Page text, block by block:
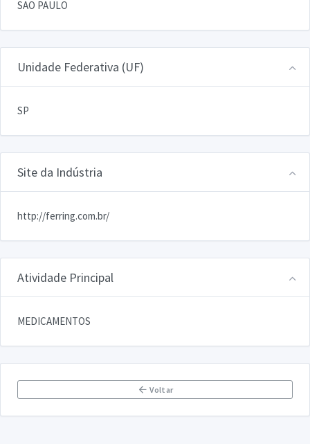
SAO PAULO
Unidade Federativa (UF)
SP
Site da Indústria
http://ferring.com.br/
Atividade Principal
MEDICAMENTOS
Voltar